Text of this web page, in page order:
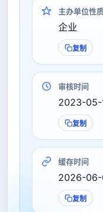
主办单位性
企业
复制
审核时间
2023-05-
复制
缓存时间
2026-06-
复制